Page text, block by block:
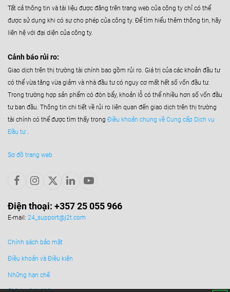
Tất cả thông tin và tài liệu được đăng trên trang web của công ty chỉ có thể
được sử dụng khi có sự cho phép của công ty. Để tìm hiểu thêm thông tin, hãy
liên hệ với đại diện của công ty.
Cảnh báo rủi ro:
Giao dịch trên thị trường tài chính bao gồm rủi ro. Giá trị của các khoản đầu tư
có thể vừa tăng vừa giảm và nhà đầu tư có nguy cơ mất hết số vốn đầu tư.
Trong trường hợp sản phẩm có đòn bẩy, khoản lỗ có thể nhiều hơn số vốn đầu
tư ban đầu. Thông tin chi tiết về rủi ro liên quan đến giao dịch trên thị trường
tài chính có thể được tìm thấy trong Điều khoản chung về Cung cấp Dịch vụ
Đầu tư
Sơ đồ trang web
Điện thoại: +357 25 055 966
E-mail: 24_support@j2t.com
Chính sách bảo mật
Điều khoản và Điều kiện
Những hạn chế